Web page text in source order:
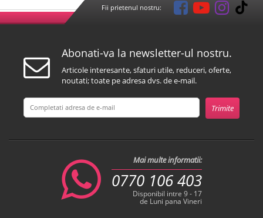
Fii prietenul nostru:
Abonati-va la newsletter-ul nostru.
Articole interesante, sfaturi utile, reduceri, oferte,
noutati; toate pe adresa dvs. de e-mail.
Mai multe informatii:
0770 106 403
Disponibil intre 9 - 17
de Luni pana Vineri